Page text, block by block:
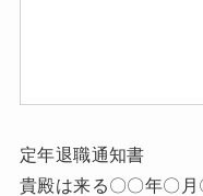
定年退職通知書
貴殿は来る〇〇年〇